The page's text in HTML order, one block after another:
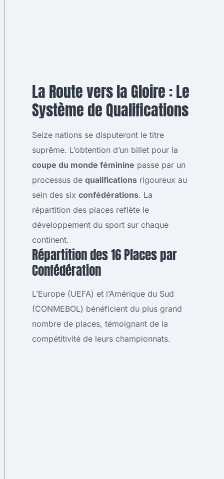
La Route vers la Gloire : Le
Système de Qualifications
Seize nations se disputeront le titre
suprême. L’obtention d’un billet pour la
coupe du monde féminine passe par un
processus de qualifications rigoureux au
sein des six confédérations. La
répartition des places reflète le
développement du sport sur chaque
continent.
Répartition des 16 Places par
Confédération
L’Europe (UEFA) et l’Amérique du Sud
(CONMEBOL) bénéficient du plus grand
nombre de places, témoignant de la
compétitivité de leurs championnats.